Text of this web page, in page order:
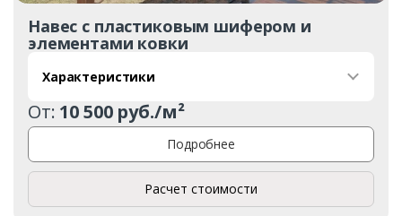
Навес с пластиковым шифером и
элементами ковки
Характеристики
От: 10 500 руб./м²
Подробнее
Расчет стоимости